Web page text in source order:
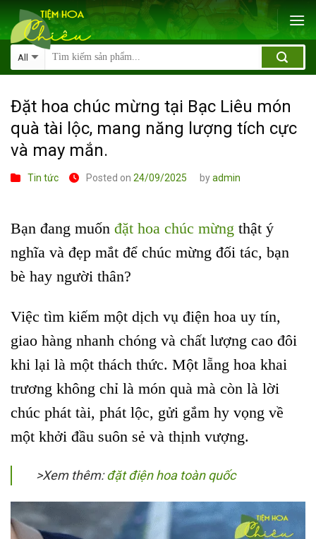
Skip
to
content
Đặt hoa chúc mừng tại Bạc Liêu món
quà tài lộc, mang năng lượng tích cực
và may mắn.
Tin tức Posted on 24/09/2025 byadmin
Bạn đang muốn đặt hoa chúc mừng thật ý
nghĩa và đẹp mắt để chúc mừng đối tác, bạn
bè hay người thân?
Việc tìm kiếm một dịch vụ điện hoa uy tín,
giao hàng nhanh chóng và chất lượng cao đôi
khi lại là một thách thức. Một lẵng hoa khai
trương không chỉ là món quà mà còn là lời
chúc phát tài, phát lộc, gửi gắm hy vọng về
một khởi đầu suôn sẻ và thịnh vượng.
>Xem thêm:đặt điện hoa toàn quốc